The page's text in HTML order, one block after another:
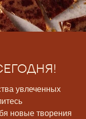
увлеченных
новые творения